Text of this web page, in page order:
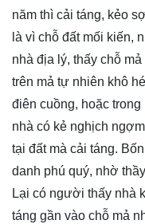
năm thì cải táng, kẻo
là vì chỗ đất mối kiến,
nhà địa lý, thấy chỗ
trên mả tự nhiên khô
điên cuồng, hoặc
nhà có kẻ nghịch
tại đất mà cải táng.
danh phú quý, nhờ
Lại có người thấy nhà
táng gần vào chỗ mả